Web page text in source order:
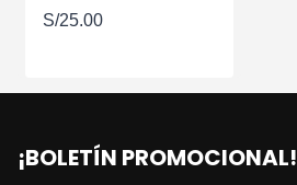
S/25.00
¡BOLETÍN PROMOCIONAL!